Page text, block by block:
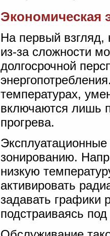
Экономическая
На первый взгляд,
из-за сложности
долгосрочной
температурах,
включаются лишь
прогрева.
зонированию.
низкую
активировать
задавать графики
подстраиваясь